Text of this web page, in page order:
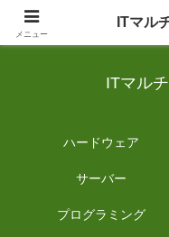
日常のIT業務を備忘録として
ITマル
ハードウェア
サーバー
プログラミング
メニュー
ITマル